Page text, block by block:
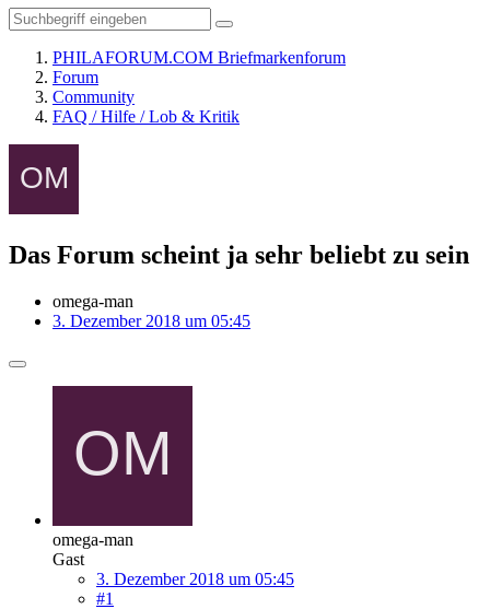
PHILAFORUM.COM Briefmarkenforum
Forum
Community
FAQ / Hilfe / Lob & Kritik
​Das Forum scheint ja sehr beliebt zu sein
omega-man
3. Dezember 2018 um 05:45
omega-man
Gast
3. Dezember 2018 um 05:45
#1